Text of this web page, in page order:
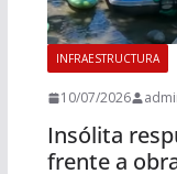
INFRAESTRUCTURA
10/07/2026
Insólita
frente a